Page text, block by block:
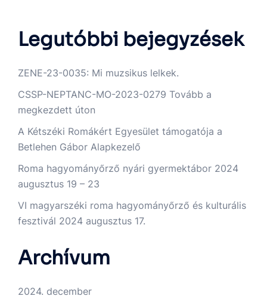
Legutóbbi bejegyzések
ZENE-23-0035: Mi muzsikus lelkek.
CSSP-NEPTANC-MO-2023-0279 Tovább a
megkezdett úton
A Kétszéki Romákért Egyesület támogatója a
Betlehen Gábor Alapkezelő
Roma hagyományőrző nyári gyermektábor 2024
augusztus 19 – 23
VI magyarszéki roma hagyományőrző és kulturális
fesztivál 2024 augusztus 17.
Archívum
2024. december